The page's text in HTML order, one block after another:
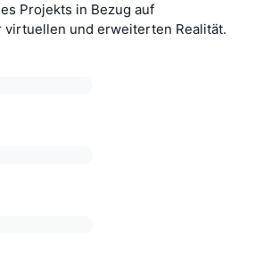
Projekts in Bezug auf
virtuellen und erweiterten Realität.